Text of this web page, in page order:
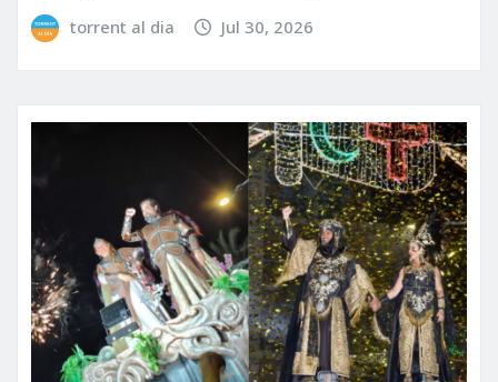
torrent al dia Jul 30, 2026